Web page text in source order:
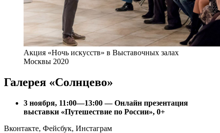
Акция «Ночь искусств» в Выставочных залах
Москвы 2020
Галерея «Солнцево»
3 ноября, 11:00—13:00 — Онлайн презентация
выставки «Путешествие по России», 0+
Вконтакте, Фейсбук, Инстаграм